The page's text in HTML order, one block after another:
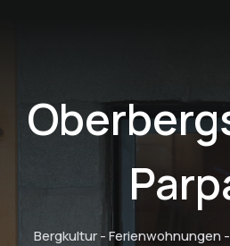
Bergkultur - Ferienwohnungen -